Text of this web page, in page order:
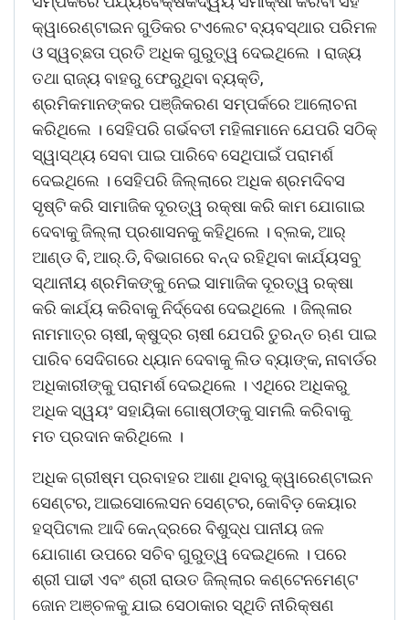
କ୍ୱାରେଣ୍ଟାଇନ ଗୁଡିକର ଟଏଲେଟ ବ୍ୟବସ୍ଥାର ପରିମଳ
ଓ ସ୍ୱଚ୍ଛତା ପ୍ରତି ଅଧିକ ଗୁରୁତ୍ୱ ଦେଇଥିଲେ । ରାଜ୍ୟ
ତଥା ରାଜ୍ୟ ବାହରୁ ଫେରୁଥିବା ବ୍ୟକ୍ତି,
ଶ୍ରମିକମାନଙ୍କର ପଞ୍ଜିକରଣ ସମ୍ପର୍କରେ ଆଲୋଚନା
କରିଥିଲେ । ସେହିପରି ଗର୍ଭବତୀ ମହିଳାମାନେ ଯେପରି ସଠିକ୍‍
ସ୍ୱାସ୍ଥ୍ୟ ସେବା ପାଇ ପାରିବେ ସେଥିପାଇଁ ପରାମର୍ଶ
ଦେଇଥିଲେ । ସେହିପରି ଜିଲ୍ଲାରେ ଅଧିକ ଶ୍ରମଦିବସ
ସୃଷ୍ଟି କରି ସାମାଜିକ ଦୂରତ୍ୱ ରକ୍ଷା କରି କାମ ଯୋଗାଇ
ଦେବାକୁ ଜିଲ୍ଲା ପ୍ରଶାସନକୁ କହିଥିଲେ । ବ୍ଲକ, ଆର୍‍
ଆଣ୍ଡ ବି, ଆର୍‍.ଡି, ବିଭାଗରେ ବନ୍ଦ ରହିଥିବା କାର୍ଯ୍ୟସବୁ
ସ୍ଥାନୀୟ ଶ୍ରମିକଙ୍କୁ ନେଇ ସାମାଜିକ ଦୂରତ୍ୱ ରକ୍ଷା
କରି କାର୍ଯ୍ୟ କରିବାକୁ ନିର୍ଦ୍ଦେଶ ଦେଇଥିଲେ । ଜିଲ୍ଳାର
ନାମମାତ୍ର ଚାଷୀ, କ୍ଷୁଦ୍ର ଚାଷୀ ଯେପରି ତୁରନ୍ତ ଋଣ ପାଇ
ପାରିବ ସେଦିଗରେ ଧ୍ୟାନ ଦେବାକୁ ଲିଡ ବ୍ୟାଙ୍କ, ନାବାର୍ଡର
ଅଧିକାରୀଙ୍କୁ ପରାମର୍ଶ ଦେଇଥିଲେ । ଏଥିରେ ଅଧିକରୁ
ଅଧିକ ସ୍ୱୟଂ ସହାୟିକା ଗୋଷ୍ଠୀଙ୍କୁ ସାମଲି କରିବାକୁ
ମତ ପ୍ରଦାନ କରିଥିଲେ ।
ଅଧିକ ଗ୍ରୀଷ୍ମ ପ୍ରବାହର ଆଶା ଥିବାରୁ କ୍ୱାରେଣ୍ଟାଇନ
ସେଣ୍ଟର, ଆଇସୋଲେସନ ସେଣ୍ଟର, କୋବିଡ଼ କେୟାର
ହସ୍‍ପିଟାଲ ଆଦି କେନ୍ଦ୍ରରେ ବିଶୁଦ୍ଧ ପାନୀୟ ଜଳ
ଯୋଗାଣ ଉପରେ ସଚିବ ଗୁରୁତ୍ୱ ଦେଇଥିଲେ । ପରେ
ଶ୍ରୀ ପାଢୀ ଏବଂ ଶ୍ରୀ ରାଉତ ଜିଲ୍ଲାର କଣ୍ଟେନମେଣ୍ଟ
ଜୋନ ଅଞ୍ଚଳକୁ ଯାଇ ସେଠାକାର ସ୍ଥିତି ନୀରିକ୍ଷଣ